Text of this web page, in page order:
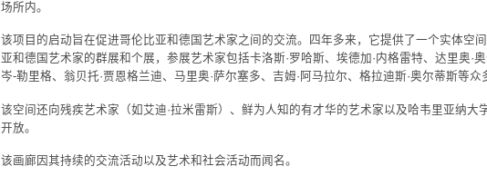
场所内。
该项目的启动旨在促进哥伦比亚和德国艺术家之间的交流。四年多来，它提供了一个实体空
亚和德国艺术家的群展和个展，参展艺术家包括卡洛斯·罗哈斯、埃德加·内格雷特、达里奥·
岑-勒里格、翁贝托·贾恩格兰迪、马里奥·萨尔塞多、吉姆·阿马拉尔、格拉迪斯·奥尔蒂斯等众
该空间还向残疾艺术家（如艾迪·拉米雷斯）、鲜为人知的有才华的艺术家以及哈韦里亚纳大
开放。
该画廊因其持续的交流活动以及艺术和社会活动而闻名。